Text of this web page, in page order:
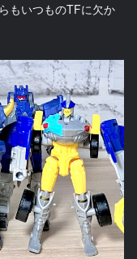
もいつものTFに欠か